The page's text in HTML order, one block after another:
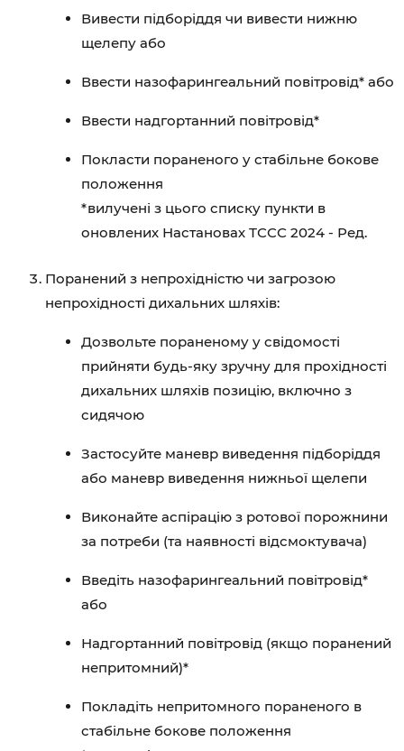
Вивести підборіддя чи вивести нижню
щелепу або
Ввести назофарингеальний повітровід* або
Ввести надгортанний повітровід*
Покласти пораненого у стабільне бокове
положення
*вилучені з цього списку пункти в
оновлених Настановах ТССС 2024 - Ред.
Поранений з непрохідністю чи загрозою
непрохідності дихальних шляхів:
Дозвольте пораненому у свідомості
прийняти будь-яку зручну для прохідності
дихальних шляхів позицію, включно з
сидячою
Застосуйте маневр виведення підборіддя
або маневр виведення нижньої щелепи
Виконайте аспірацію з ротової порожнини
за потреби (та наявності відсмоктувача)
Введіть назофарингеальний повітровід*
або
Надгортанний повітровід (якщо поранений
непритомний)*
Покладіть непритомного пораненого в
стабільне бокове положення